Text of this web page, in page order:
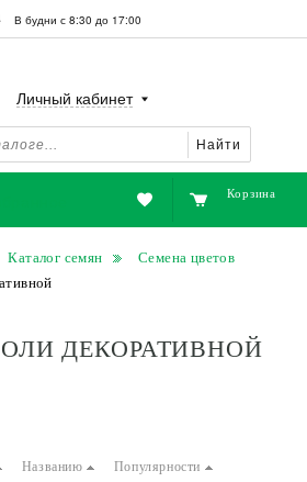
В будни с 8:30 до 17:00
Найти
Личный кабинет
Корзина
Каталог семян
Семена цветов
ДЕКОРАТИВНОЙ
Названию Популярности